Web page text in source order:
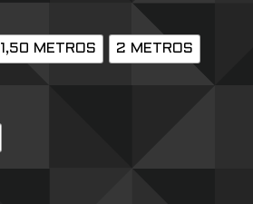
1,50 METROS 2 METROS